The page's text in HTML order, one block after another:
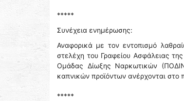
*****
Συνέχεια ενημέρωσης:
Αναφορικά με τον εντοπισμό
στελέχη του Γραφείου Ασφάλειας
Ομάδας Δίωξης Ναρκωτικών
καπνικών προϊόντων ανέρχονται
*****